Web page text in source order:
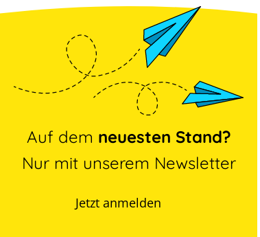
Auf dem neuesten Stand?
Nur mit unserem Newsletter
Jetzt anmelden